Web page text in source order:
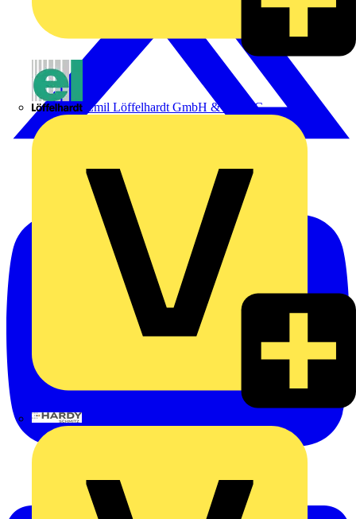
Emil Löffelhardt GmbH & Co. KG